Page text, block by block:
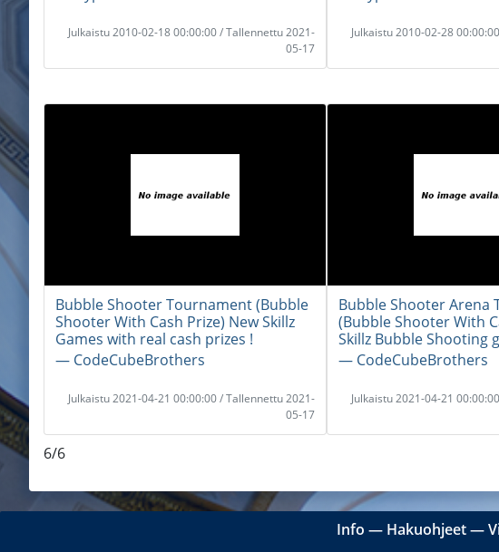
Julkaistu 2010-02-18 00:00:00 / Tallennettu 2021-
05-17
Julkaistu 2010-02-28
Bubble Shooter Tournament (Bubble
Shooter With Cash Prize) New Skillz
Games with real cash prizes !
― CodeCubeBrothers
Julkaistu 2021-04-21 00:00:00 / Tallennettu 2021-
05-17
Bubble Shooter Arena
(Bubble Shooter With
Skillz Bubble Shooting
― CodeCubeBrothers
Julkaistu 2021-04-21
6/6
Info ― Hakuohjeet―